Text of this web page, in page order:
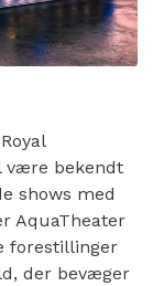
være bekendt
shows med
AquaTheater
forestillinger
der bevæger